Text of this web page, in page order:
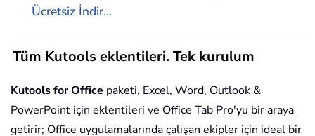
Ücretsiz İndir...
Tüm Kutools eklentileri. Tek kurulum
Kutools for Office paketi, Excel, Word, Outlook &
PowerPoint için eklentileri ve Office Tab Pro'yu bir araya
getirir; Office uygulamalarında çalışan ekipler için ideal bir